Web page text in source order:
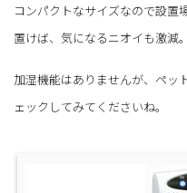
コンパクトなサイズなので設置
置けば、気になるニオイも激減。
加湿機能はありませんが、ペッ
ェックしてみてくださいね。